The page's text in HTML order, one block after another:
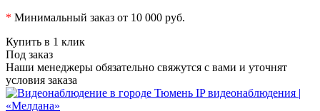
* Минимальный заказ от 10 000 руб.
Купить в 1 клик
Под заказ
Наши менеджеры обязательно свяжутся с вами и уточнят
условия заказа